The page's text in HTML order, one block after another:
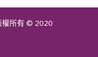
權所有 © 2020